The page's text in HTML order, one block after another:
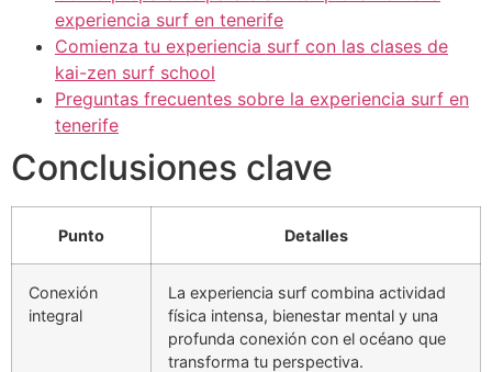
experiencia surf en tenerife
Comienza tu experiencia surf con las clases de
kai-zen surf school
Preguntas frecuentes sobre la experiencia surf en
tenerife
Conclusiones clave
Punto Detalles
Conexión
integral
La experiencia surf combina actividad
física intensa, bienestar mental y una
profunda conexión con el océano que
transforma tu perspectiva.